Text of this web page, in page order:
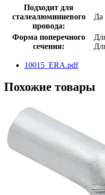
Подходит для
сталеалюминиевого
провода:
Да
Форма поперечного
сечения:
10015_ERA.pdf
Похожие товары